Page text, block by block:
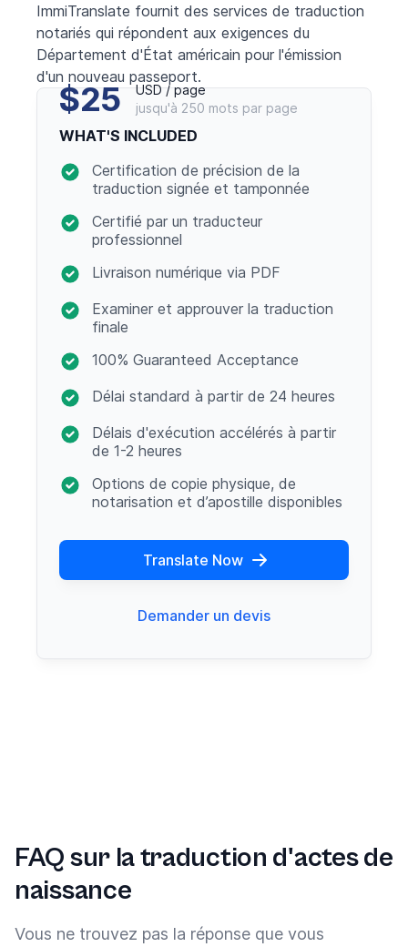
ImmiTranslate fournit des services de traduction
notariés qui répondent aux exigences du
Département d'État américain pour l'émission
d'un nouveau passeport.
$25
USD / page
jusqu'à 250 mots par page
WHAT'S INCLUDED
Certification de précision de la
traduction signée et tamponnée
Certifié par un traducteur
professionnel
Livraison numérique via PDF
Examiner et approuver la traduction
finale
100% Guaranteed Acceptance
Délai standard à partir de 24 heures
Délais d'exécution accélérés à partir
de 1-2 heures
Options de copie physique, de
notarisation et d’apostille disponibles
Translate Now
Demander un devis
FAQ sur la traduction d'actes de
naissance
Vous ne trouvez pas la réponse que vous